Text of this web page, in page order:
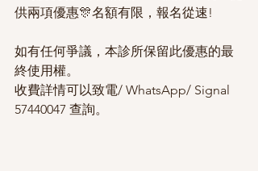
供兩項優惠🎊名額有限，報名從速!
如有任何爭議，本診所保留此優惠的最
終使用權。
收費詳情可以致電/ WhatsApp/ Signal
57440047 查詢。